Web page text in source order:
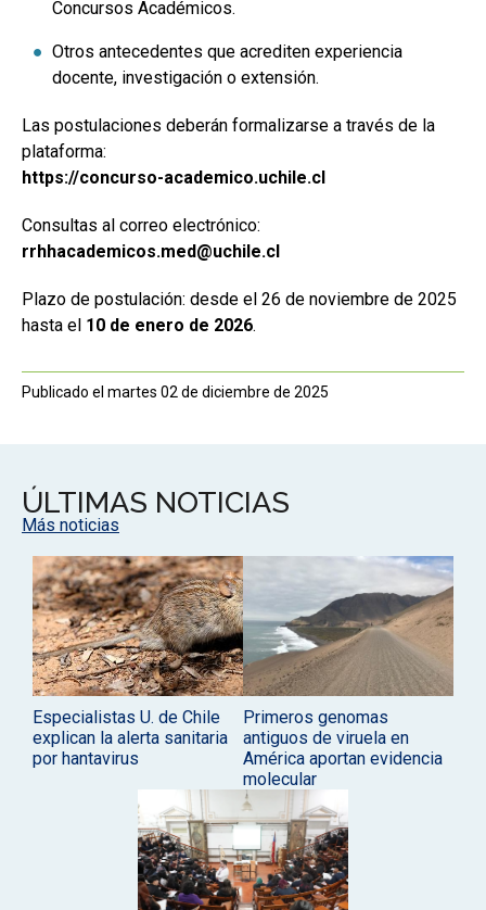
Concursos Académicos.
Otros antecedentes que acrediten experiencia
docente, investigación o extensión.
Las postulaciones deberán formalizarse a través de la
plataforma:
https://concurso-academico.uchile.cl
Consultas al correo electrónico:
rrhhacademicos.med@uchile.cl
Plazo de postulación: desde el 26 de noviembre de 2025
hasta el 10 de enero de 2026.
Publicado el martes 02 de diciembre de 2025
ÚLTIMAS NOTICIAS
Más noticias
Especialistas U. de Chile
explican la alerta sanitaria
por hantavirus
Primeros genomas
antiguos de viruela en
América aportan evidencia
molecular